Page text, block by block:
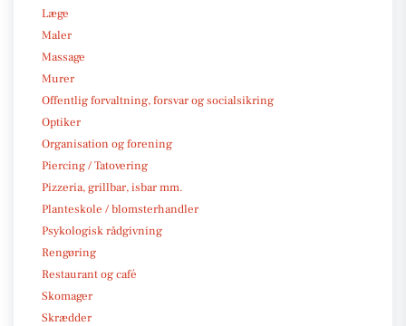
Læge
Maler
Massage
Murer
Offentlig forvaltning, forsvar og socialsikring
Optiker
Organisation og forening
Piercing / Tatovering
Pizzeria, grillbar, isbar mm.
Planteskole / blomsterhandler
Psykologisk rådgivning
Rengøring
Restaurant og café
Skomager
Skrædder